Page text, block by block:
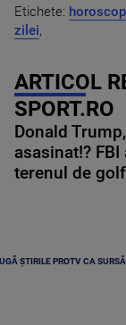
Etichete: horoscop
zilei,
ARTICOL
SPORT.RO
Donald
asasinat!?
terenul de golf
ȘTIRILE PROTV CA SURSĂ